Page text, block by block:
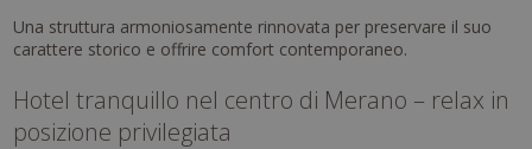
Una struttura armoniosamente rinnovata per preservare il suo
carattere storico e offrire comfort contemporaneo.
Hotel tranquillo nel centro di Merano – relax in
posizione privilegiata